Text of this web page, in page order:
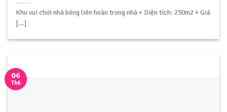
Khu vui chơi nhà bóng liên hoàn trong nhà + Diện tích: 250m2 + Giá
[...]
06
Th6